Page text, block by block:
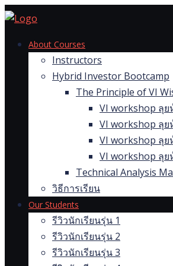
Skip
contentAbout Courses
Instructors
Hybrid Investor Bootcamp
The Principle of VI
VI workshop ลุย
VI workshop ลุย
VI workshop ลุย
VI workshop ลุ
Technical Analysis
วิธีการเรียน
Our Students
รีวิวนักเรียนรุ่น 1
รีวิวนักเรียนรุ่น 2
รีวิวนักเรียนรุ่น 3